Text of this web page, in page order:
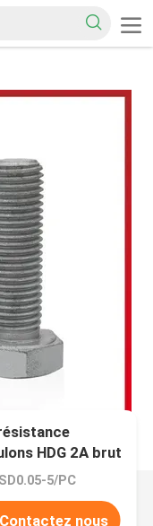
HDG 2A brut
5/PC
Contactez nous